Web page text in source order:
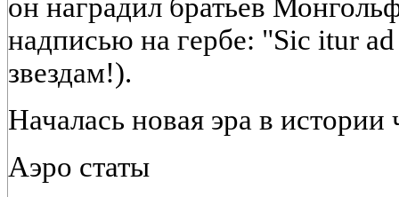
он наградил братьев
надписью на гербе: "Sic itur
звездам!).
Началась новая эра в истории
Аэро статы